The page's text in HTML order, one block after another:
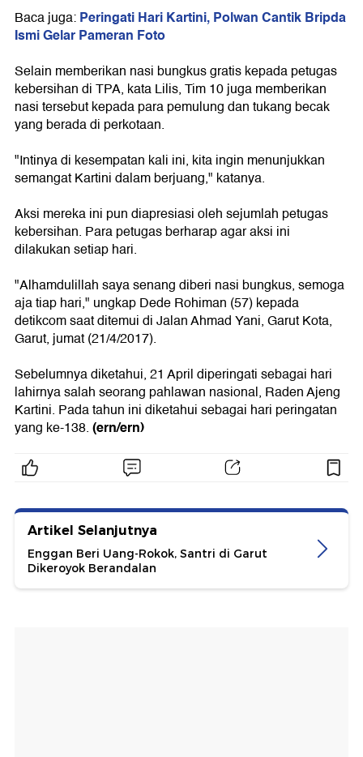
Baca juga:Peringati Hari Kartini, Polwan Cantik Bripda
Ismi Gelar Pameran Foto
Selain memberikan nasi bungkus gratis kepada petugas
kebersihan di TPA, kata Lilis, Tim 10 juga memberikan
nasi tersebut kepada para pemulung dan tukang becak
yang berada di perkotaan.
"Intinya di kesempatan kali ini, kita ingin menunjukkan
semangat Kartini dalam berjuang," katanya.
Aksi mereka ini pun diapresiasi oleh sejumlah petugas
kebersihan. Para petugas berharap agar aksi ini
dilakukan setiap hari.
"Alhamdulillah saya senang diberi nasi bungkus, semoga
aja tiap hari," ungkap Dede Rohiman (57) kepada
detikcom saat ditemui di Jalan Ahmad Yani, Garut Kota,
Garut, jumat (21/4/2017).
Sebelumnya diketahui, 21 April diperingati sebagai hari
lahirnya salah seorang pahlawan nasional, Raden Ajeng
Kartini. Pada tahun ini diketahui sebagai hari peringatan
yang ke-138.(ern/ern)
Artikel Selanjutnya
Enggan Beri Uang-Rokok, Santri di Garut
Dikeroyok Berandalan